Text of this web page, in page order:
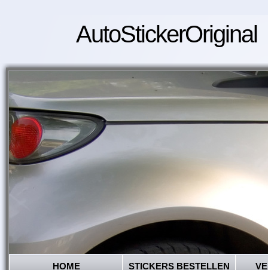
AutoStickerOriginal
HOME STICKERS BESTELLEN